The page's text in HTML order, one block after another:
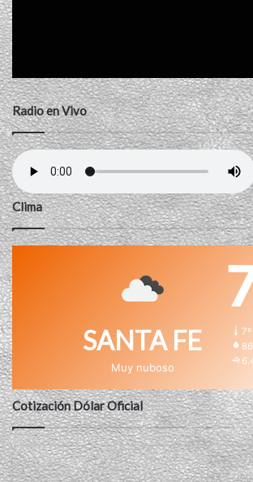
Radio en Vivo
Clima
SANTA FE
Muy nuboso
Cotización Dólar Oficial